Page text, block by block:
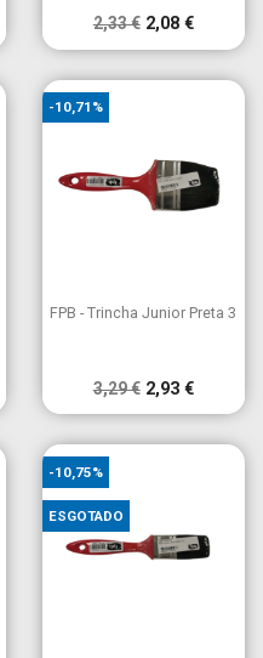
2,33 € 2,08 €
Vista rápida
FPB - Trincha Junior Preta 3
3,29 € 2,93 €
-10,71%
-10,75%
ESGOTADO